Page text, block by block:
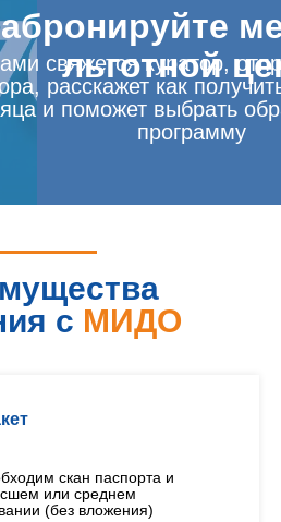
льготной
свяжется куратор,
расскажет как
и поможет выбрать
программу
с МИДО
скан паспорта и
или среднем
(без вложения)